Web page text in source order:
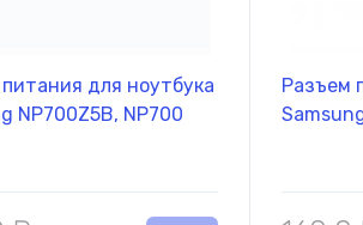
Запчасти
для ноутбука
NP700Z5B, NP700
Разъем